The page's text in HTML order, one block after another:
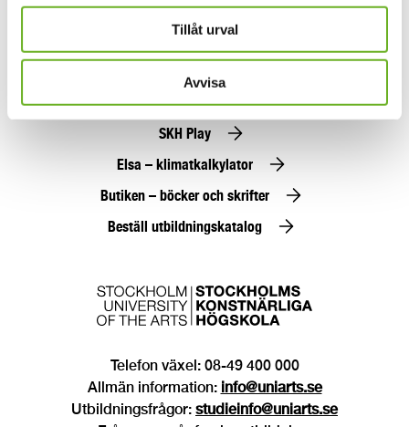
Tillåt urval
Avvisa
Jobba hos oss
Alumn
Press
SKH Play
Elsa – klimatkalkylator
Butiken – böcker och skrifter
Beställ utbildningskatalog
Telefon växel: 08-49 400 000
Allmän information: info@uniarts.se
Utbildningsfrågor: studieinfo@uniarts.se